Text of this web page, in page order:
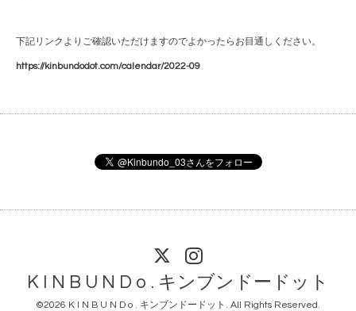
下記リンクよりご確認いただけますのでよかったらお目通しください。
https://kinbundodot.com/calendar/2022-09
K I N B U N D o . キンブンドードット
©2026 K I N B U N D o . キンブンドードット . All Rights Reserved.